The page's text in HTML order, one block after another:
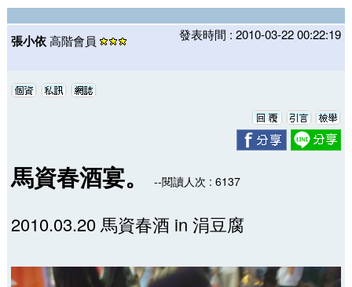
張小依高階會員 發表時間 : 2010-03-22 00:22:19
馬資春酒宴。 --閱讀人次 : 6137
2010.03.20 馬資春酒 in 涓豆腐